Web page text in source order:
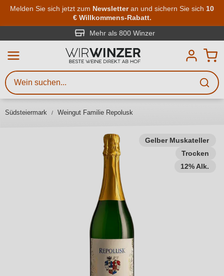
Zum Hauptinhalt springen
Melden Sie sich jetzt zum Newsletteran und sichern Sie sich 10
€ Willkommens-Rabatt.
Mehr als 800 Winzer
Südsteiermark Weingut Familie Repolusk
Gelber Muskateller
Trocken
12% Alk.
Weinsuche
Mindestens 3 Zeichen eingeben
Beschreiben Sie, welchen Wein
Sie suchen – ob nach Geschmack,
Region, Winzer oder anderen